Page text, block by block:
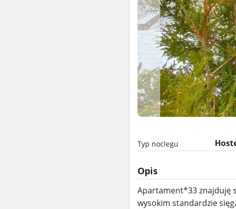
Typ noclegu
Opis
Apartament*33 znajduję
wysokim standardzie